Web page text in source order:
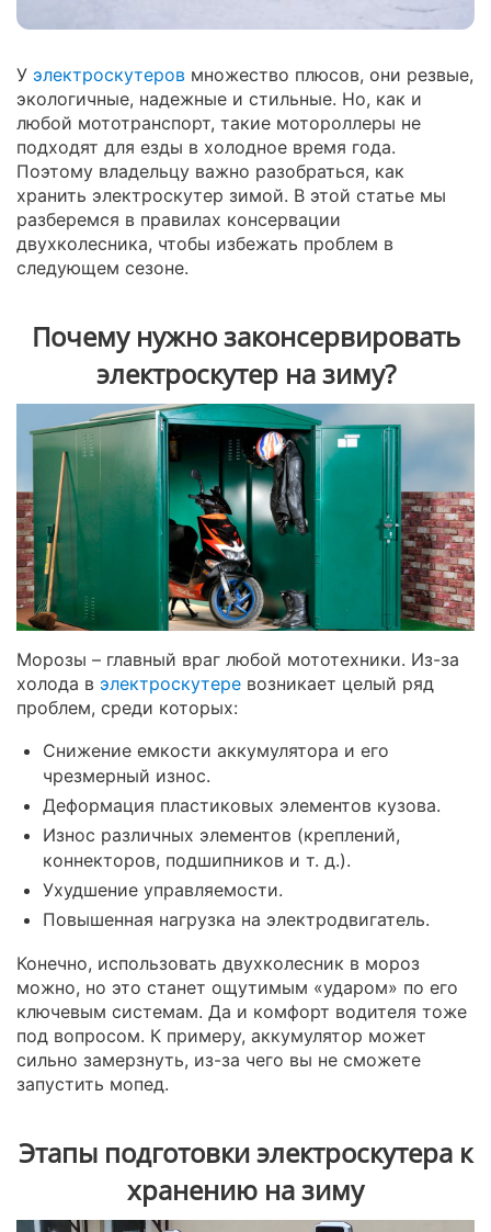
У электроскутеров множество плюсов, они резвые,
экологичные, надежные и стильные. Но, как и
любой мототранспорт, такие мотороллеры не
подходят для езды в холодное время года.
Поэтому владельцу важно разобраться, как
хранить электроскутер зимой. В этой статье мы
разберемся в правилах консервации
двухколесника, чтобы избежать проблем в
следующем сезоне.
Почему нужно законсервировать
электроскутер на зиму?
Морозы – главный враг любой мототехники. Из-за
холода в электроскутере возникает целый ряд
проблем, среди которых:
Снижение емкости аккумулятора и его
чрезмерный износ.
Деформация пластиковых элементов кузова.
Износ различных элементов (креплений,
коннекторов, подшипников и т. д.).
Ухудшение управляемости.
Повышенная нагрузка на электродвигатель.
Конечно, использовать двухколесник в мороз
можно, но это станет ощутимым «ударом» по его
ключевым системам. Да и комфорт водителя тоже
под вопросом. К примеру, аккумулятор может
сильно замерзнуть, из-за чего вы не сможете
запустить мопед.
Этапы подготовки электроскутера к
хранению на зиму